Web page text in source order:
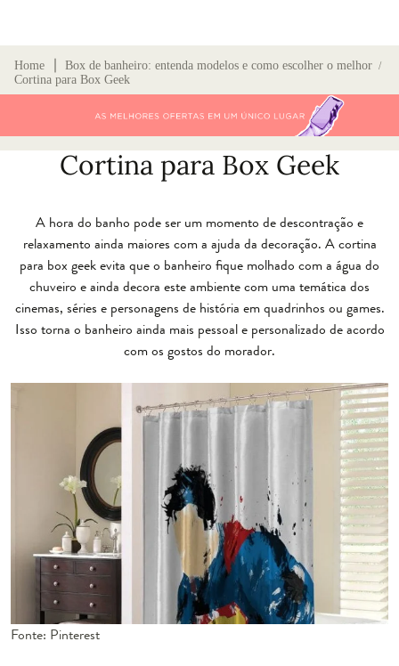
Home Box de banheiro: entenda modelos e como escolher o melhor /
Cortina para Box Geek
Cortina para Box Geek
A hora do banho pode ser um momento de descontração e
relaxamento ainda maiores com a ajuda da decoração. A cortina
para box geek evita que o banheiro fique molhado com a água do
chuveiro e ainda decora este ambiente com uma temática dos
cinemas, séries e personagens de história em quadrinhos ou games.
Isso torna o banheiro ainda mais pessoal e personalizado de acordo
com os gostos do morador.
Fonte: Pinterest